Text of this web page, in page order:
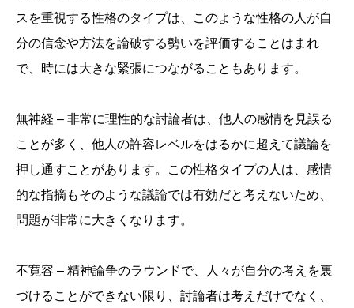
スを重視する性格のタイプは、このような性格の人が自
分の信念や方法を論破する勢いを評価することはまれ
で、時には大きな緊張につながることもあります。
無神経 – 非常に理性的な討論者は、他人の感情を見誤る
ことが多く、他人の許容レベルをはるかに超えて議論を
押し通すことがあります。この性格タイプの人は、感情
的な指摘もそのような議論では有効だと考えないため、
問題が非常に大きくなります。
不寛容 – 精神論争のラウンドで、人々が自分の考えを裏
づけることができない限り、討論者は考えだけでなく、